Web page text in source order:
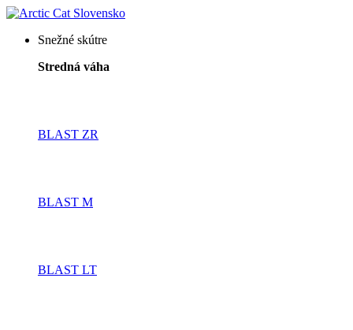
Snežné skútre
Stredná váha
BLAST ZR
BLAST M
BLAST LT